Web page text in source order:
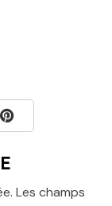
Les champs